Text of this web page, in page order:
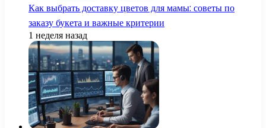
Как выбрать доставку цветов для мамы: советы по
заказу букета и важные критерии
1 неделя назад